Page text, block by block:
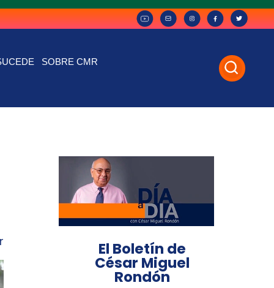
SOBRE CMR
El Boletín de
César Miguel
Rondón